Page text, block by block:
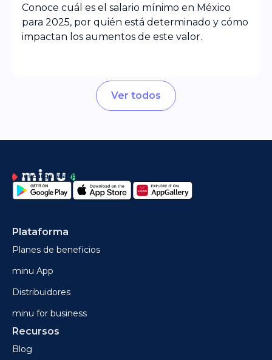
Conoce cuál es el salario mínimo en México
para 2025, por quién está determinado y cómo
impactan los aumentos de este valor.
Ver todos
Descarga la app
Plataforma
Planes de beneficios
minu App
Distribuidores
minu for business
Recursos
Blog